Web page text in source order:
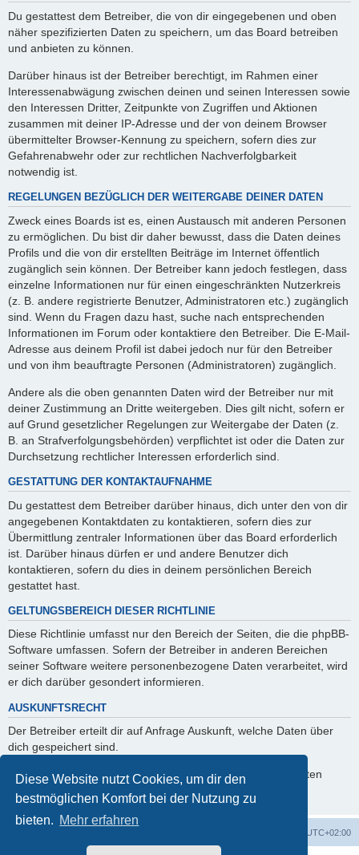
Diese Website nutzt Cookies, um dir den
bestmöglichen Komfort bei der Nutzung zu
bieten. Mehr erfahren
Du gestattest dem Betreiber, die von dir eingegebenen und oben
näher spezifizierten Daten zu speichern, um das Board betreiben
und anbieten zu können.
Darüber hinaus ist der Betreiber berechtigt, im Rahmen einer
Interessenabwägung zwischen deinen und seinen Interessen sowie
den Interessen Dritter, Zeitpunkte von Zugriffen und Aktionen
zusammen mit deiner IP-Adresse und der von deinem Browser
übermittelter Browser-Kennung zu speichern, sofern dies zur
Gefahrenabwehr oder zur rechtlichen Nachverfolgbarkeit
notwendig ist.
REGELUNGEN BEZÜGLICH DER WEITERGABE DEINER DATEN
Zweck eines Boards ist es, einen Austausch mit anderen Personen
zu ermöglichen. Du bist dir daher bewusst, dass die Daten deines
Profils und die von dir erstellten Beiträge im Internet öffentlich
zugänglich sein können. Der Betreiber kann jedoch festlegen, dass
einzelne Informationen nur für einen eingeschränkten Nutzerkreis
(z. B. andere registrierte Benutzer, Administratoren etc.) zugänglich
sind. Wenn du Fragen dazu hast, suche nach entsprechenden
Informationen im Forum oder kontaktiere den Betreiber. Die E-Mail-
Adresse aus deinem Profil ist dabei jedoch nur für den Betreiber
und von ihm beauftragte Personen (Administratoren) zugänglich.
Andere als die oben genannten Daten wird der Betreiber nur mit
deiner Zustimmung an Dritte weitergeben. Dies gilt nicht, sofern er
auf Grund gesetzlicher Regelungen zur Weitergabe der Daten (z.
B. an Strafverfolgungsbehörden) verpflichtet ist oder die Daten zur
Durchsetzung rechtlicher Interessen erforderlich sind.
GESTATTUNG DER KONTAKTAUFNAHME
Du gestattest dem Betreiber darüber hinaus, dich unter den von dir
angegebenen Kontaktdaten zu kontaktieren, sofern dies zur
Übermittlung zentraler Informationen über das Board erforderlich
ist. Darüber hinaus dürfen er und andere Benutzer dich
kontaktieren, sofern du dies in deinem persönlichen Bereich
gestattet hast.
GELTUNGSBEREICH DIESER RICHTLINIE
Diese Richtlinie umfasst nur den Bereich der Seiten, die die phpBB-
Software umfassen. Sofern der Betreiber in anderen Bereichen
seiner Software weitere personenbezogene Daten verarbeitet, wird
er dich darüber gesondert informieren.
AUSKUNFTSRECHT
Der Betreiber erteilt dir auf Anfrage Auskunft, welche Daten über
dich gespeichert sind.
Du kannst jederzeit die Löschung bzw. Sperrung deiner Daten
verlangen. Kontaktiere hierzu bitte den Betreiber.
UTC+02:00